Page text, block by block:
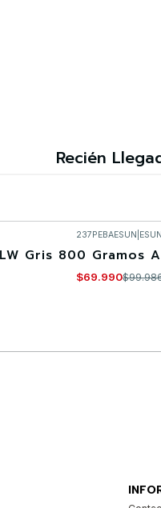
Recién
237PEBAESUN ESUN
Gris 800 Gramos
$69.990